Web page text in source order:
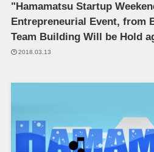
"Hamamatsu Startup
Entrepreneurial Event, from
Team Building Will be Hold
2018.03.13